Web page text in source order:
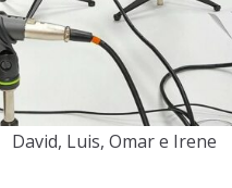
David, Luis, Omar e Irene